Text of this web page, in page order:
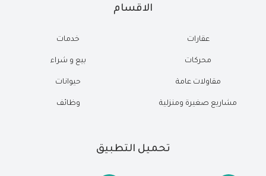
الاقسام
عقارات
محركات
مقاولات عامة
مشاريع صغيرة ومنزلية
خدمات
بيع و شراء
حيوانات
وظائف
تحميل التطبيق